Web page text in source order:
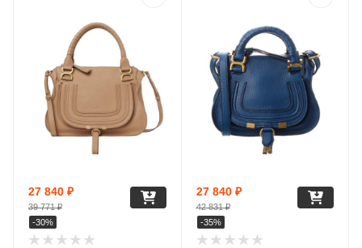
27 840 ₽
39 771₽
-30%
27 840₽
42 831₽
-35%